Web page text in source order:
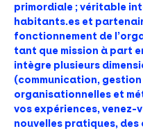
primordiale ; véritable
habitants.es et
fonctionnement de
tant que mission à part
intègre plusieurs
(communication,
organisationnelles et
vos expériences,
nouvelles pratiques,